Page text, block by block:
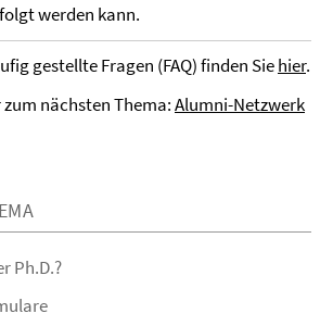
werden kann.
gestellte Fragen (FAQ) finden Siehier.
nächsten Thema:Alumni-Netzwerk
Ph.D.?